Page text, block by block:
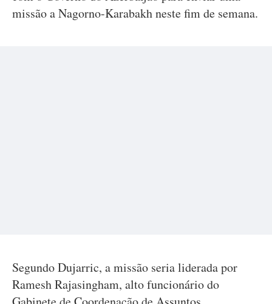
missão a Nagorno-Karabakh neste fim de semana.
Segundo Dujarric, a missão seria liderada por
Ramesh Rajasingham, alto funcionário do